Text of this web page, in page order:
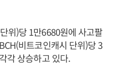
위)당 1만6680원에 사고팔
비트코인캐시 단위)당 3
각 상승하고 있다.